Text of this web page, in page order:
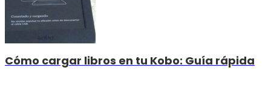
Cómo cargar libros en tu Kobo: Guía rápida